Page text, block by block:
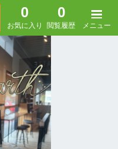
0
お気に入り
0
閲覧履歴 メニュー